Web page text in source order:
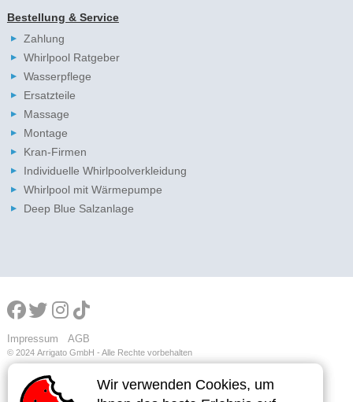
Wir verwenden Cookies, um
Wir verwenden Cookies, um
Bestellung & Service
Zahlung
Whirlpool Ratgeber
Wasserpflege
Ersatzteile
Massage
Montage
Kran-Firmen
Individuelle Whirlpoolverkleidung
Whirlpool mit Wärmepumpe
Deep Blue Salzanlage
Impressum AGB
© 2024 Arrigato GmbH - Alle Rechte vorbehalten